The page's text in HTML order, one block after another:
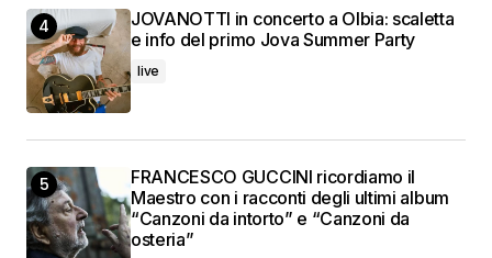
JOVANOTTI in concerto a Olbia: scaletta
e info del primo Jova Summer Party
live
FRANCESCO GUCCINI ricordiamo il
Maestro con i racconti degli ultimi album
“Canzoni da intorto” e “Canzoni da
osteria”